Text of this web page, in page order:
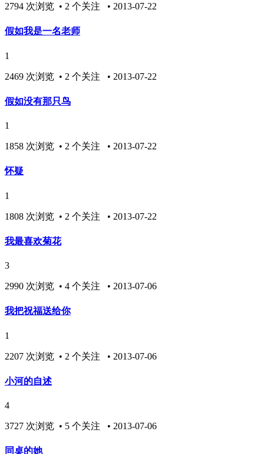
2794 次浏览 • 2 个关注 • 2013-07-22
假如我是一名老师
1
2469 次浏览 • 2 个关注 • 2013-07-22
假如没有那只鸟
1
1858 次浏览 • 2 个关注 • 2013-07-22
怀疑
1
1808 次浏览 • 2 个关注 • 2013-07-22
我最喜欢菊花
3
2990 次浏览 • 4 个关注 • 2013-07-06
我把祝福送给你
1
2207 次浏览 • 2 个关注 • 2013-07-06
小河的自述
4
3727 次浏览 • 5 个关注 • 2013-07-06
同桌的她